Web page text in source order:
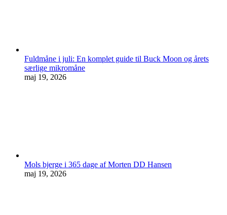
Fuldmåne i juli: En komplet guide til Buck Moon og årets
særlige mikromåne
maj 19, 2026
Mols bjerge i 365 dage af Morten DD Hansen
maj 19, 2026